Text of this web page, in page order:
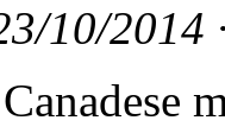
10/2014